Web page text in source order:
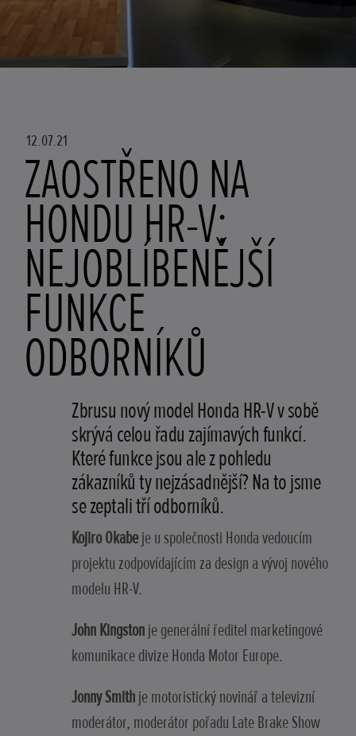
12.07.21
ZAOSTŘENO NA
HONDU HR-V:
NEJOBLÍBENĚJŠÍ
FUNKCE
ODBORNÍKŮ
Zbrusu nový model Honda HR-V v sobě
skrývá celou řadu zajímavých funkcí.
Které funkce jsou ale z pohledu
zákazníků ty nejzásadnější? Na to jsme
se zeptali tří odborníků.
Kojiro Okabeje u společnosti Honda vedoucím
projektu zodpovídajícím za design a vývoj nového
modelu HR-V.
John Kingstonje generální ředitel marketingové
komunikace divize Honda Motor Europe.
Jonny Smithje motoristický novinář a televizní
moderátor, moderátor pořadu Late Brake Show